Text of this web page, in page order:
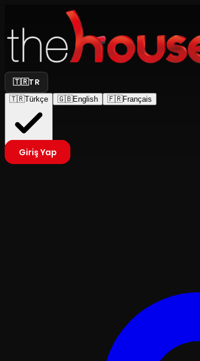
🇹🇷TR
🇹🇷Türkçe 🇬🇧English 🇫🇷Français
Giriş Yap